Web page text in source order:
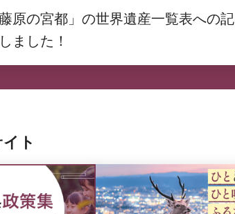
藤原の宮都」の世界遺産一覧表への記
ました！
ト